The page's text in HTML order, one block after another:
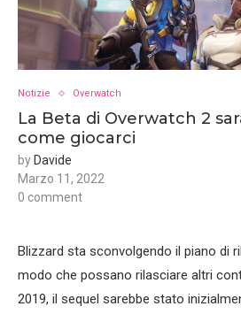
Notizie Overwatch
La Beta di Overwatch 2
come giocarci
by Davide
Marzo 11, 2022
0 comment
Blizzard sta sconvolgendo il piano di
modo che possano rilasciare altri
2019, il sequel sarebbe stato